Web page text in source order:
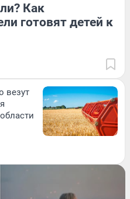
Как
готовят детей к
везут